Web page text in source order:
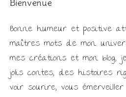
Bienvenue
Bonne humeur et positive
maîtres mots de mon
mes créations et mon blog,
jolis contes, des histoires
voir sourire, vous